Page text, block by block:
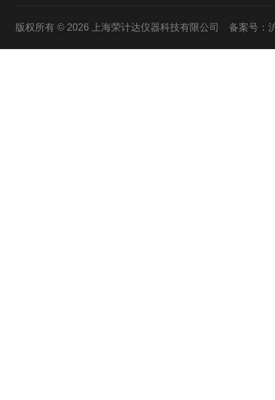
版权所有 © 2026 上海荣计达仪器科技有限公司 备案号：